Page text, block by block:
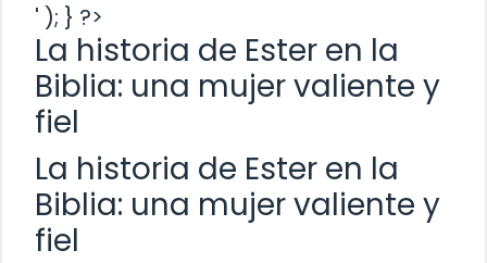
' ); } ?>
La historia de Ester en la
Biblia: una mujer valiente y
fiel
La historia de Ester en la
Biblia: una mujer valiente y
fiel